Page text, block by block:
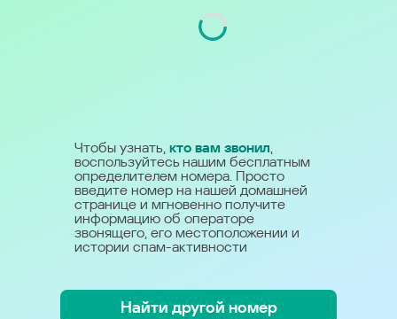
Чтобы узнать, кто вам звонил,
воспользуйтесь нашим бесплатным
определителем номера. Просто
введите номер на нашей домашней
странице и мгновенно получите
информацию об операторе
звонящего, его местоположении и
истории спам-активности
Найти другой номер